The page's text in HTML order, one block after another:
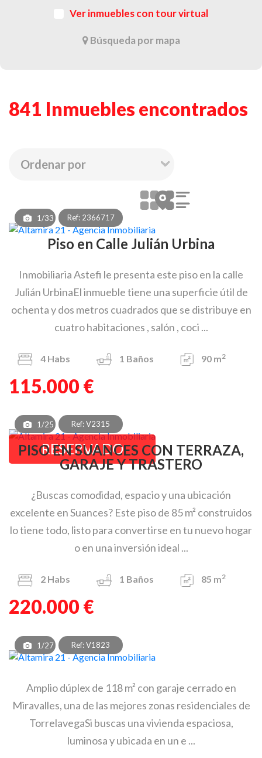
Ver inmuebles con tour virtual
Búsqueda por mapa
841 Inmuebles encontrados
1/33 Ref: 2366717
Piso en Calle Julián Urbina
Inmobiliaria Astefi le presenta este piso en la calle
Julián UrbinaEl inmueble tiene una superficie útil de
ochenta y dos metros cuadrados que se distribuye en
cuatro habitaciones , salón , coci ...
4 Habs 1 Baños 90 m2
115.000 €
1/25 Ref: V2315
RESERVADO
PISO EN SUANCES CON TERRAZA,
GARAJE Y TRASTERO
¿Buscas comodidad, espacio y una ubicación
excelente en Suances? Este piso de 85 m² construidos
lo tiene todo, listo para convertirse en tu nuevo hogar
o en una inversión ideal ...
2 Habs 1 Baños 85 m2
220.000 €
1/27 Ref: V1823
Amplio dúplex de 118 m² con garaje cerrado en
Miravalles, una de las mejores zonas residenciales de
TorrelavegaSi buscas una vivienda espaciosa,
luminosa y ubicada en un e ...